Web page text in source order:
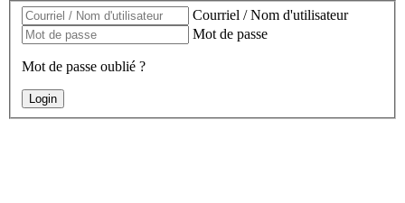
Courriel / Nom d'utilisateur
Mot de passe
Mot de passe oublié ?